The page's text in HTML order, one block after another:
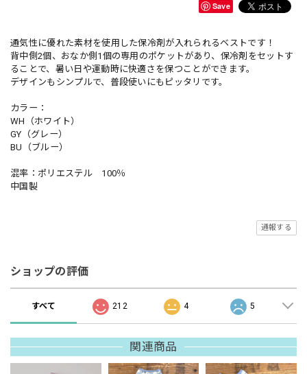
Save
通気性に優れた素材を使用した保冷剤が入れられるベストです！
背中側2個、おなか側1個の専用のポケットがあり、保冷剤をセットす
ることで、暑い日や運動時に快適さを保つことができます。
デザインもシンプルで、普段使いにもピッタリです。
カラー：
WH（ホワイト）
GY（グレー）
BU（ブルー）
混率：ポリエステル 100％
中国製
通報する
ショップの評価
すべて 212 4 5
関連商品